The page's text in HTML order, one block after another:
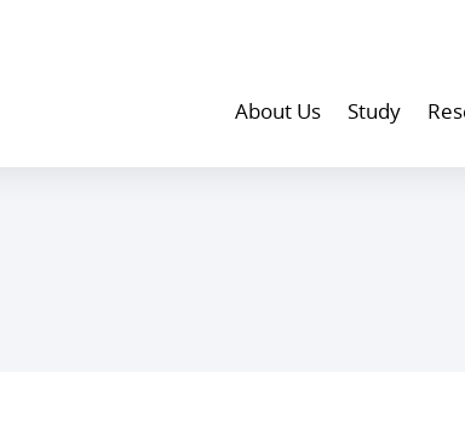
About Us Study